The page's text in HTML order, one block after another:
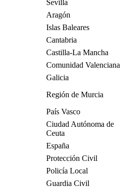
Sevilla
Aragón
Islas Baleares
Cantabria
Castilla-La Mancha
Comunidad Valenciana
Galicia
Región de Murcia
País Vasco
Ciudad Autónoma de
Ceuta
España
Protección Civil
Policía Local
Guardia Civil